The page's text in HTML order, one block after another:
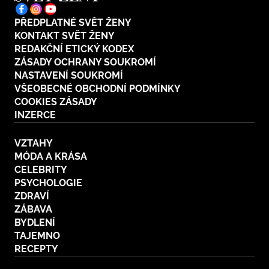
PŘEDPLATNÉ SVĚT ŽENY
KONTAKT SVĚT ŽENY
REDAKČNÍ ETICKÝ KODEX
ZÁSADY OCHRANY SOUKROMÍ
NASTAVENÍ SOUKROMÍ
VŠEOBECNÉ OBCHODNÍ PODMÍNKY
COOKIES ZÁSADY
INZERCE
VZTAHY
MÓDA A KRÁSA
CELEBRITY
PSYCHOLOGIE
ZDRAVÍ
ZÁBAVA
BYDLENÍ
TAJEMNO
RECEPTY